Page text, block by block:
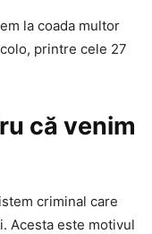
la coada multor
printre cele 27
că venim
criminal care
Acesta este motivul